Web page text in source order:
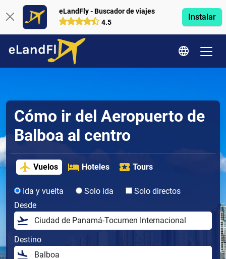
eLandFly - Buscador de viajes
4.5
Instalar
Cómo ir del Aeropuerto de
Balboa al centro
Vuelos Hoteles Tours
Ida y vuelta Solo ida
Solo directos
Desde
Destino